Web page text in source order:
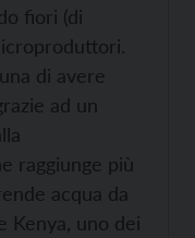
fiori (di
di avere
ad un
raggiunge più
acqua da
Kenya, uno dei